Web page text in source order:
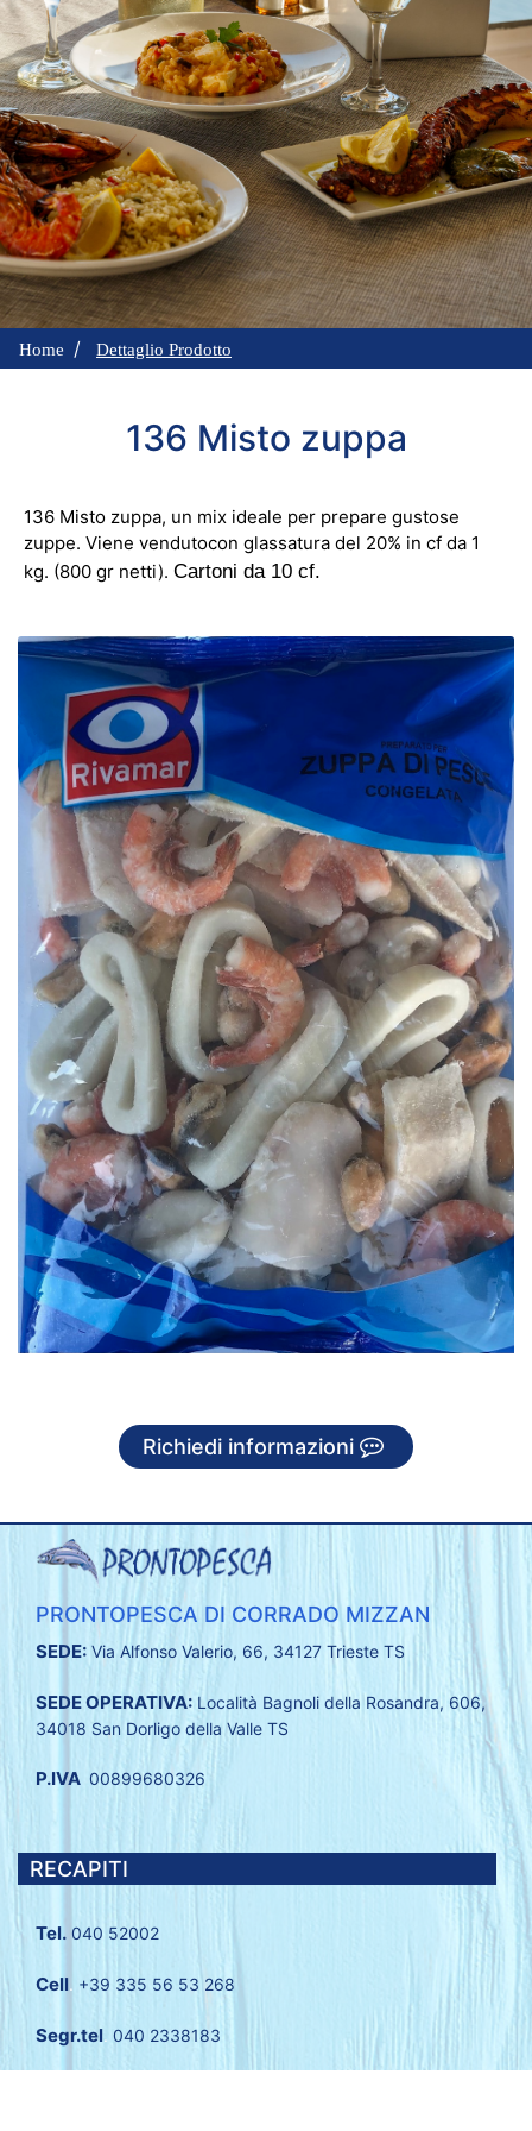
Home Dettaglio Prodotto
136 Misto zuppa
136 Misto zuppa, un mix ideale per prepare gustose
zuppe. Viene vendutocon glassatura del 20% in cf da 1
kg. (800 gr netti). Cartoni da 10 cf.
Richiedi informazioni
PRONTOPESCA DI CORRADO MIZZAN
SEDE: Via Alfonso Valerio, 66, 34127 Trieste TS
SEDE OPERATIVA: Località Bagnoli della Rosandra, 606,
34018 San Dorligo della Valle TS
P.IVA 00899680326
RECAPITI
Tel. 040 52002
Cell. +39 335 56 53 268
Segr.tel. 040 2338183